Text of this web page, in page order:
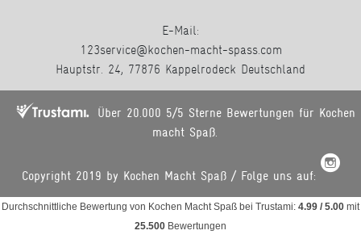
E-Mail:
123service@kochen-macht-spass.com
Hauptstr. 24, 77876 Kappelrodeck Deutschland
Über 20.000 5/5 Sterne Bewertungen für Kochen
macht Spaß.
Copyright 2019 by Kochen Macht Spaß / Folge uns auf:
Durchschnittliche Bewertung von Kochen Macht Spaß bei Trustami: 4.99 / 5.00 mit
25.500 Bewertungen